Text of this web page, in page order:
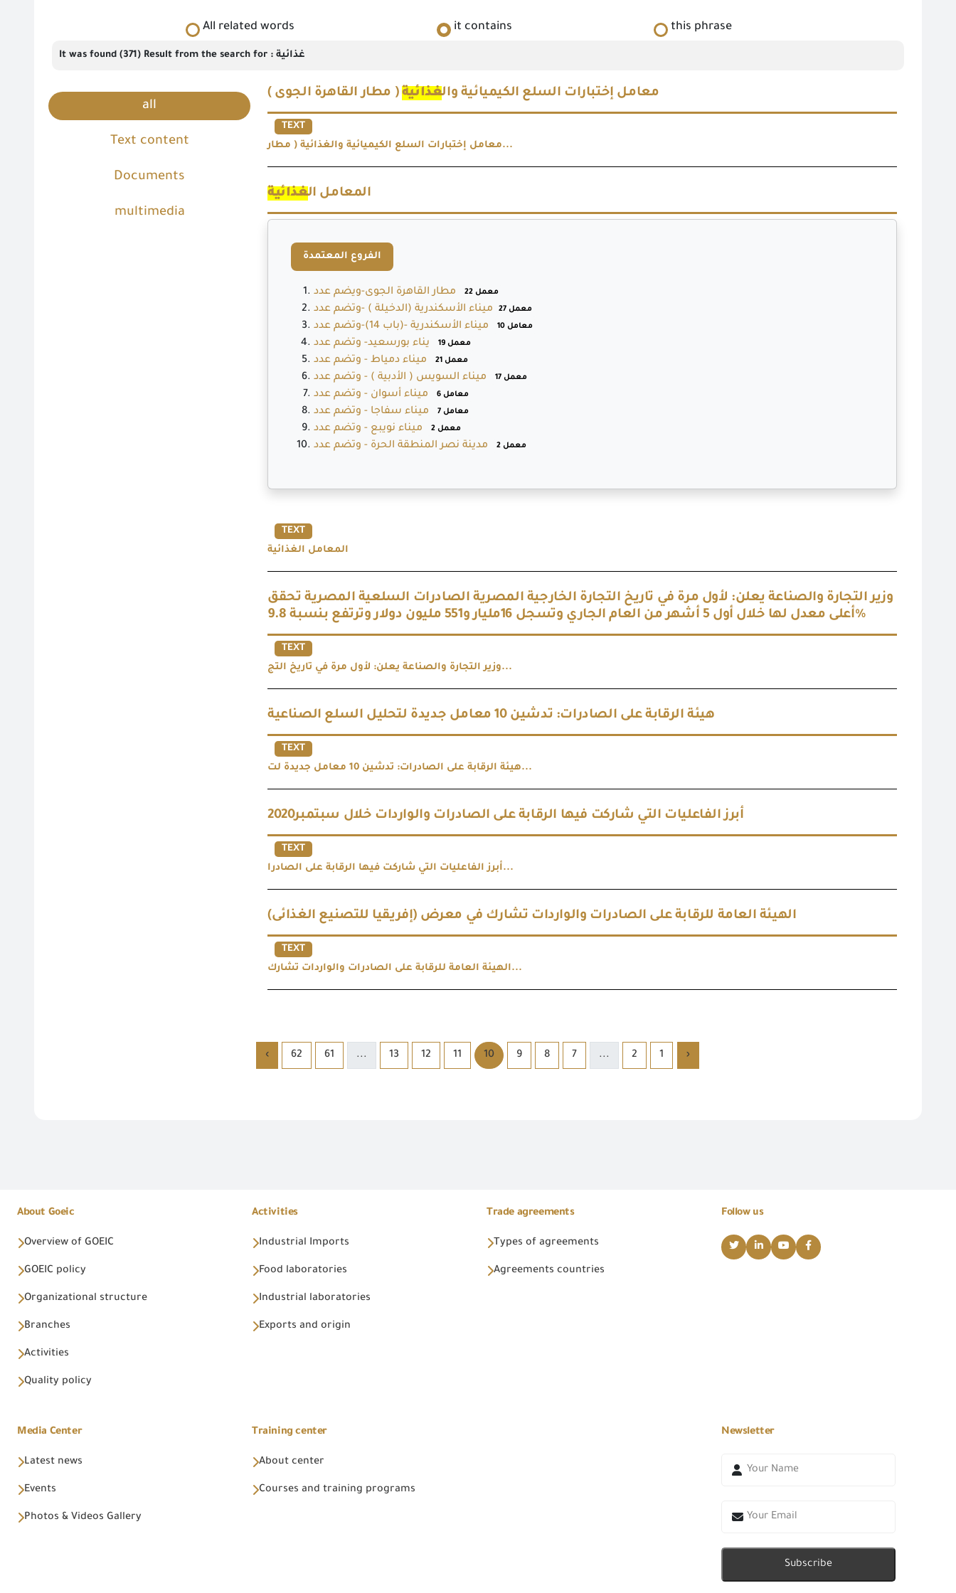
All related words it contains this phrase
It was found (371) Result from the search for : غذائية
all
Text content
Documents
multimedia
معامل إختبارات السلع الكيميائية والغذائية ( مطار القاهرة الجوى )
TEXT
معامل إختبارات السلع الكيميائية والغذائية ( مطار...
المعامل الغذائية
الفروع المعتمدة
22 معمل
ميناء الأسكندرية (الدخيلة ) -وتضم عدد 27 معمل
10 معامل
19 معمل
21 معمل
17 معمل
6 معامل
7 معامل
2 معمل
2 معمل
TEXT
المعامل الغذائية
وزير التجارة والصناعة يعلن: لأول مرة في تاريخ التجارة الخارجية المصرية الصادرات السلعية المصرية تحقق
أعلى معدل لها خلال أول 5 أشهر من العام الجاري وتسجل 16مليار و551 مليون دولار وترتفع بنسبة 9.8%
TEXT
وزير التجارة والصناعة يعلن: لأول مرة في تاريخ التج...
هيئة الرقابة على الصادرات: تدشين 10 معامل جديدة لتحليل السلع الصناعية
TEXT
هيئة الرقابة على الصادرات: تدشين 10 معامل جديدة لت...
أبرز الفاعليات التي شاركت فيها الرقابة على الصادرات والواردات خلال سبتمبر2020
TEXT
أبرز الفاعليات التي شاركت فيها الرقابة على الصادرا...
الهيئة العامة للرقابة على الصادرات والواردات تشارك في معرض (إفريقيا للتصنيع الغذائى)
TEXT
الهيئة العامة للرقابة على الصادرات والواردات تشارك...
‹
1
2
...
7
8
9
10
11
12
13
...
61
62
›
About Goeic
Overview of GOEIC
GOEIC policy
Organizational structure
Branches
Activities
Quality policy
Activities
Industrial Imports
Food laboratories
Industrial laboratories
Exports and origin
Trade agreements
Types of agreements
Agreements countries
Follow us
Media Center
Latest news
Events
Photos & Videos Gallery
Training center
About center
Courses and training programs
Newsletter
Subscribe